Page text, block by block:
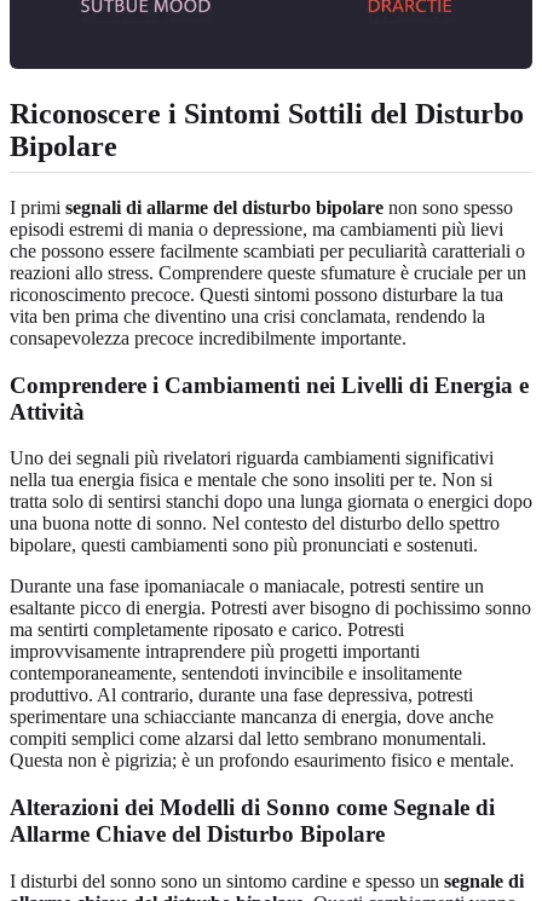
Riconoscere i Sintomi Sottili del Disturbo
Bipolare
I primi segnali di allarme del disturbo bipolare non sono spesso
episodi estremi di mania o depressione, ma cambiamenti più lievi
che possono essere facilmente scambiati per peculiarità caratteriali o
reazioni allo stress. Comprendere queste sfumature è cruciale per un
riconoscimento precoce. Questi sintomi possono disturbare la tua
vita ben prima che diventino una crisi conclamata, rendendo la
consapevolezza precoce incredibilmente importante.
Comprendere i Cambiamenti nei Livelli di Energia e
Attività
Uno dei segnali più rivelatori riguarda cambiamenti significativi
nella tua energia fisica e mentale che sono insoliti per te. Non si
tratta solo di sentirsi stanchi dopo una lunga giornata o energici dopo
una buona notte di sonno. Nel contesto del disturbo dello spettro
bipolare, questi cambiamenti sono più pronunciati e sostenuti.
Durante una fase ipomaniacale o maniacale, potresti sentire un
esaltante picco di energia. Potresti aver bisogno di pochissimo sonno
ma sentirti completamente riposato e carico. Potresti
improvvisamente intraprendere più progetti importanti
contemporaneamente, sentendoti invincibile e insolitamente
produttivo. Al contrario, durante una fase depressiva, potresti
sperimentare una schiacciante mancanza di energia, dove anche
compiti semplici come alzarsi dal letto sembrano monumentali.
Questa non è pigrizia; è un profondo esaurimento fisico e mentale.
Alterazioni dei Modelli di Sonno come Segnale di
Allarme Chiave del Disturbo Bipolare
I disturbi del sonno sono un sintomo cardine e spesso un segnale di